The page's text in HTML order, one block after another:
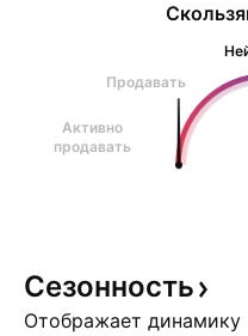
Продавать
Активно
продавать
Сезонность
Отображает динамику